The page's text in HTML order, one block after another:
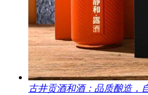
古井贡酒和酒：品质酿造，